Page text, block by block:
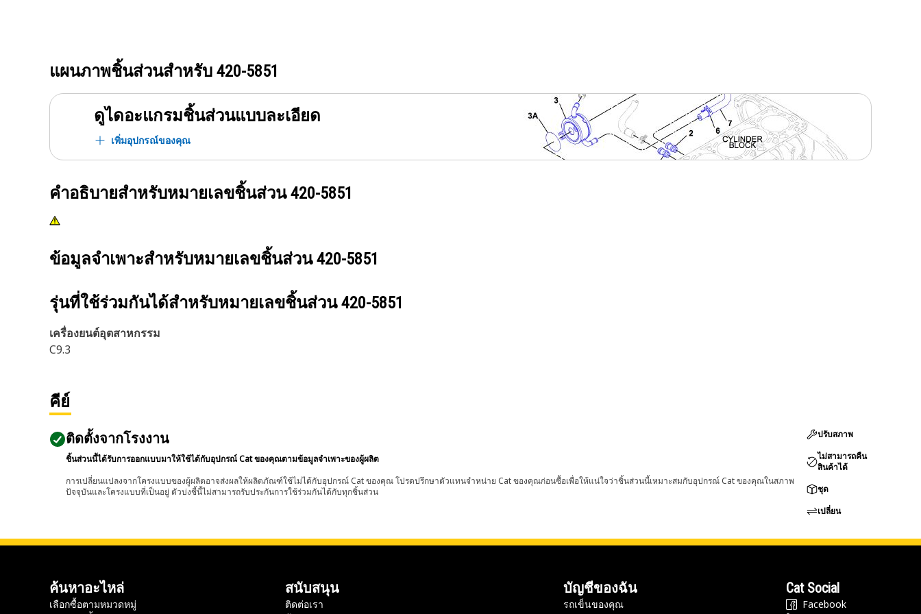
แผนภาพชิ้นส่วนสำหรับ 420-5851
ดูไดอะแกรมชิ้นส่วนแบบละเอียด
เพิ่มอุปกรณ์ของคุณ
คำอธิบายสำหรับหมายเลขชิ้นส่วน420-5851
ข้อมูลจำเพาะสำหรับหมายเลขชิ้นส่วน420-5851
รุ่นที่ใช้ร่วมกันได้สำหรับหมายเลขชิ้นส่วน420-5851
เครื่องยนต์อุตสาหกรรม
C9.3
คีย์
ติดตั้งจากโรงงาน
ชิ้นส่วนนี้ได้รับการออกแบบมาให้ใช้ได้กับอุปกรณ์ Cat ของคุณตามข้อมูลจำเพาะของผู้ผลิต
การเปลี่ยนแปลงจากโครงแบบของผู้ผลิตอาจส่งผลให้ผลิตภัณฑ์ใช้ไม่ได้กับอุปกรณ์ Cat ของคุณ โปรดปรึกษาตัวแทนจำหน่าย Cat ของคุณก่อนซื้อเพื่อให้แน่ใจว่าชิ้นส่วนนี้เหมาะสมกับอุปกรณ์ Cat ของคุณในสภาพ
ปัจจุบันและโครงแบบที่เป็นอยู่ ตัวบ่งชี้นี้ไม่สามารถรับประกันการใช้ร่วมกันได้กับทุกชิ้นส่วน
ปรับสภาพ
ไม่สามารถคืน
สินค้าได้
ชุด
เปลี่ยน
ค้นหาอะไหล่
เลือกซื้อตามหมวดหมู่
สนับสนุน
ติดต่อเรา
บัญชีของฉัน
รถเข็นของคุณ
Cat Social
Facebook